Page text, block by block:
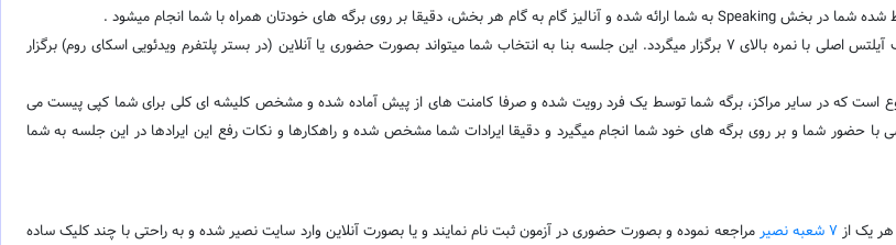
جلسه آنالیز توسط خود شخص ممتحن آزمون آیلتس ماک و یا استاد متخصص آیلتس دارای مدرک آیلتس اصلی با نمره بالای 7 برگزار میگردد. این جلسه بنا به انتخاب شما میتواند بصورت حضوری یا آنلاین (در بستر پلتفرم ویدئویی اسکای روم) برگزار
است که در سایر مراکز، برگه شما توسط یک فرد رویت شده و صرفا کامنت های از پیش آماده شده و مشخص کلیشه ای کلی برای شما کپی پیست می
حضور شما و بر روی برگه های خود شما انجام میگیرد و دقیقا ایرادات شما مشخص شده و راهکارها و نکات رفع این ایرادها در این جلسه به شما
هر یک از7 شعبه نصیر
مراجعه نموده و بصورت حضوری در آزمون ثبت نام نمایند و یا بصورت آنلاین وارد سایت نصیر شده و به راحتی با چند کلیک ساده